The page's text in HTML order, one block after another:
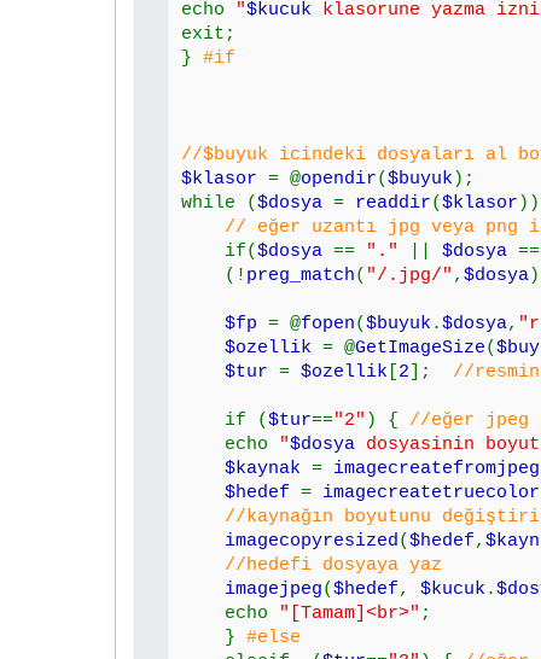
echo
"$kucuk klasorune yazma
exit;
} #if
//$buyuk icindeki dosyaları al
$klasor = @opendir($buyuk);
while ($dosya = readdir($klasor
// eğer uzantı jpg veya png
if($dosya == "." $dosya
(! preg_match( "/.jpg/" , $dosya)
$fp = @fopen($buyuk .$dosya,
$ozellik = @GetImageSize(
$tur = $ozellik [2]; //
if ($tur=="2" ) { //eğer jpeg
echo
"$dosyadosyasinin
$kaynak = imagecreatefromjpeg
$hedef = imagecreatetruecolor
//kaynağın boyutunu
imagecopyresized($hedef,
//hedefi dosyaya yaz
imagejpeg($hedef, $kucuk .
echo
"[Tamam]<br>" ;
} #else